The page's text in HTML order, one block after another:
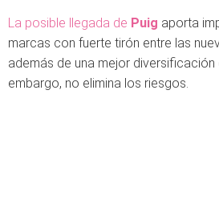
La posible llegada de Puig aporta
marcas con fuerte tirón entre las
además de una mejor diversificación
embargo, no elimina los riesgos.